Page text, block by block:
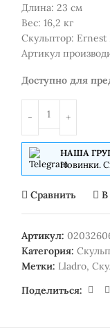
Длина: 23 см
Вес: 16,2 кг
Скульптор: Ernest
Артикул
Доступно для
НАША
Новинки.
Сравнить В
Артикул:
Категория:
Метки: Lladro,
Поделиться: